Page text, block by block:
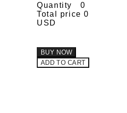
Quantity
0
Total price 0
USD
BUY NOW
ADD TO CART